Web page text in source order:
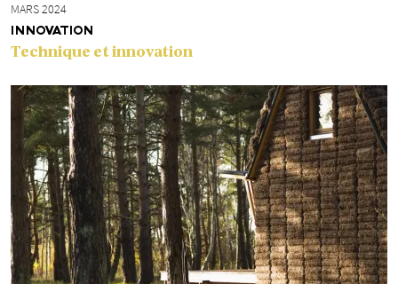
MARS 2024
INNOVATION
Technique et innovation